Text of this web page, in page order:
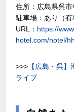
住所：広島県呉市
駐車場：あり（有
URL： https://
hotel.com/hotel/
>>> 【広島・呉
ライブ